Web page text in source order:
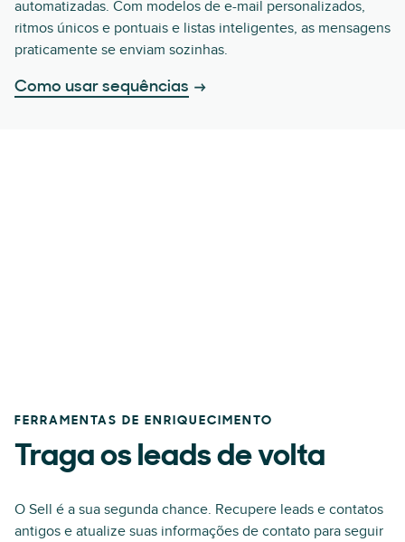
automatizadas. Com modelos de e-mail personalizados,
ritmos únicos e pontuais e listas inteligentes, as mensagens
praticamente se enviam sozinhas.
Como usar sequências
FERRAMENTAS DE ENRIQUECIMENTO
Traga os leads de volta
O Sell é a sua segunda chance. Recupere leads e contatos
antigos e atualize suas informações de contato para seguir